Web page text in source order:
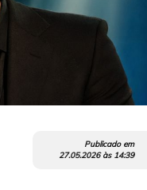
Publicado em
27.05.2026às 14:39